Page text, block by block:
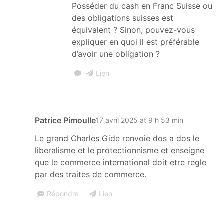
Posséder du cash en Franc Suisse ou
des obligations suisses est
équivalent ? Sinon, pouvez-vous
expliquer en quoi il est préférable
d’avoir une obligation ?
Lien
Patrice Pimoulle17 avril 2025 at 9 h 53 min
Le grand Charles Gide renvoie dos a dos le
liberalisme et le protectionnisme et enseigne
que le commerce international doit etre regle
par des traites de commerce.
Répondre Lien